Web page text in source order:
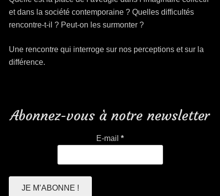
et dans la société contemporaine ? Quelles difficultés
rencontre-t-il ? Peut-on les surmonter ?
Une rencontre qui interroge sur nos perceptions et sur la
différence.
Abonnez-vous à notre newsletter
E-mail *